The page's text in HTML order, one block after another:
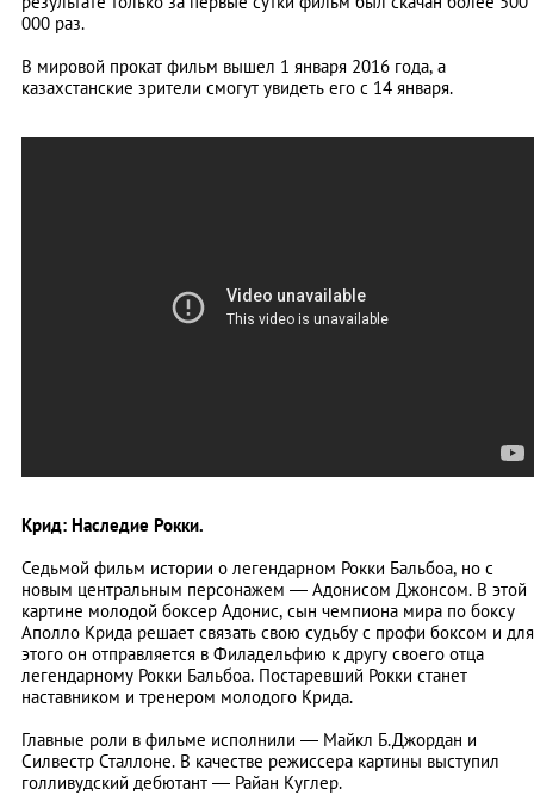
000 раз.
В мировой прокат фильм вышел 1 января 2016 года, а
казахстанские зрители смогут увидеть его с 14 января.
Крид: Наследие Рокки.
Седьмой фильм истории о легендарном Рокки Бальбоа, но с
новым центральным персонажем — Адонисом Джонсом. В этой
картине молодой боксер Адонис, сын чемпиона мира по боксу
Аполло Крида решает связать свою судьбу с профи боксом и для
этого он отправляется в Филадельфию к другу своего отца
легендарному Рокки Бальбоа. Постаревший Рокки станет
наставником и тренером молодого Крида.
Главные роли в фильме исполнили — Майкл Б.Джордан и
Силвестр Сталлоне. В качестве режиссера картины выступил
голливудский дебютант — Райан Куглер.